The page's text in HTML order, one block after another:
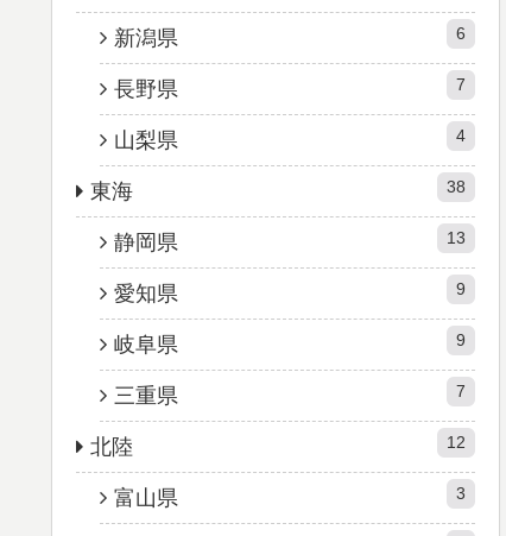
新潟県 6
長野県 7
山梨県 4
東海 38
静岡県 13
愛知県 9
岐阜県 9
三重県 7
北陸 12
富山県 3